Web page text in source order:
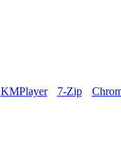
KMPlayer 7-Zip